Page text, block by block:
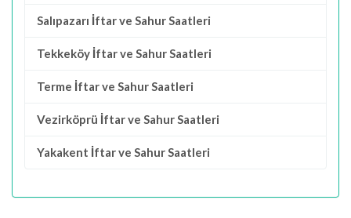
Salıpazarı İftar ve Sahur Saatleri
Tekkeköy İftar ve Sahur Saatleri
Terme İftar ve Sahur Saatleri
Vezirköprü İftar ve Sahur Saatleri
Yakakent İftar ve Sahur Saatleri